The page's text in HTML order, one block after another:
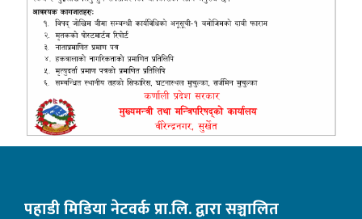
पहाडी मिडिया नेटवर्क प्रा.लि. द्वारा सञ्चालित